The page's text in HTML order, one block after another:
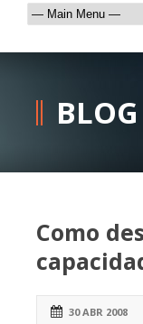
Como
30 ABR 2008